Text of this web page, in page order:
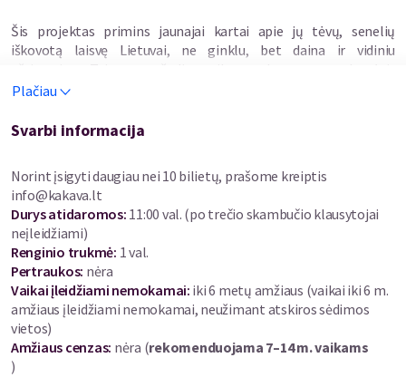
Šis projektas primins jaunajai kartai apie jų tėvų, senelių
iškovotą laisvę Lietuvai, ne ginklu, bet daina ir vidiniu
istorija ir muzikine kultūra, tradicijomis iš kartos į kartą. Muzika
bei pasididžiavimą Lietuva, leidžia išgyventi pakylėjančias
Dainuojanti revoliucija – periodas 1988–1991 m., kai Baltijos
valstybėse buvo siekiama nepriklausomybės nuo SSRS.
Pavadinimas kilo nuo tuo metu vykusių gausių demonstracijų,
mitingų, kurių metu buvo dainuojamos įvairios to meto dainos,
dabar priskiriamos Dainuojančios revoliucijos laikmečiui.
Lietuvoje buvo renkamasi masinių susibūrimų vietose (Vingio
parke, Kalnų parke ir kt.). Budint ir saugant valstybinės reikšmės
objektus, taip pat buvo neapsieinama be liaudies dainų, ratelių.
Šioje edukacinėje programoje vaikai teatralizuotai keliaus po
Plačiau
Svarbi informacija
Norint įsigyti daugiau nei 10 bilietų, prašome kreiptis
info@kakava.lt
Durys atidaromos: 11:00 val. (po trečio skambučio klausytojai
neįleidžiami)
Renginio trukmė: 1 val.
Pertraukos: nėra
Vaikai įleidžiami nemokamai: iki 6 metų amžiaus (vaikai iki 6 m.
amžiaus įleidžiami nemokamai, neužimant atskiros sėdimos
vietos)
Amžiaus cenzas: nėra (rekomenduojama 7–14 m. vaikams
)